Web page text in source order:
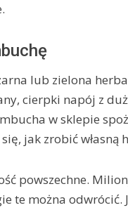
lub zielona
cierpki napój z
w sklepie
jak zrobić
powszechne.
te można odwrócić.